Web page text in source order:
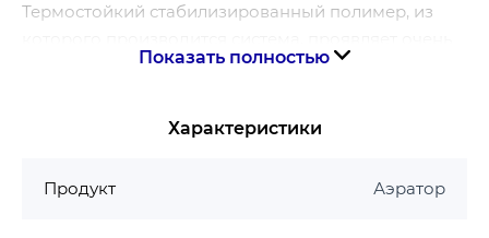
Термостойкий стабилизированный полимер, из
высокую устойчивость к воздействию различных, в
сточных вод высокой и низкой температуры.
Максимальная рабочая температура: +95 °С
Показать полностью
Характеристики
Продукт Аэратор